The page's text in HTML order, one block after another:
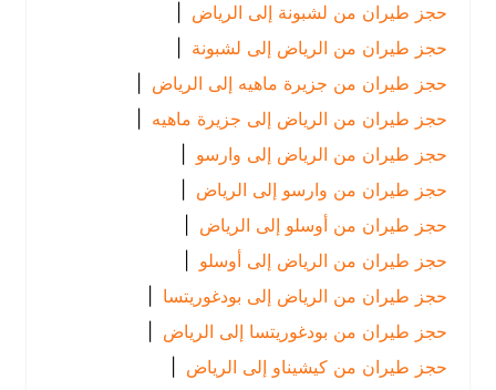
حجز طيران من لشبونة إلى الرياض
|
حجز طيران من الرياض إلى لشبونة |
حجز طيران من جزيرة ماهيه إلى الرياض
|
حجز طيران من الرياض إلى جزيرة ماهيه |
حجز طيران من الرياض إلى وارسو
|
حجز طيران من وارسو إلى الرياض
|
حجز طيران من أوسلو إلى الرياض
|
حجز طيران من الرياض إلى أوسلو
|
حجز طيران من الرياض إلى بودغوريتسا
|
حجز طيران من بودغوريتسا إلى الرياض
|
حجز طيران من كيشيناو إلى الرياض
|